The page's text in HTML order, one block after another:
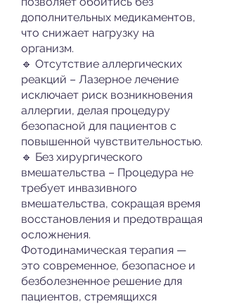
дополнительных медикаментов,
что снижает нагрузку на
организм.
🔹 Отсутствие аллергических
реакций – Лазерное лечение
исключает риск возникновения
аллергии, делая процедуру
безопасной для пациентов с
повышенной чувствительностью.
🔹 Без хирургического
вмешательства – Процедура не
требует инвазивного
вмешательства, сокращая время
восстановления и предотвращая
осложнения.
Фотодинамическая терапия —
это современное, безопасное и
безболезненное решение для
пациентов, стремящихся